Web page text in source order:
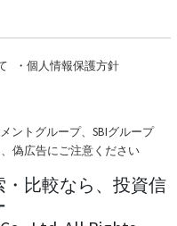
・ 個人情報保護方針
ントグループ、SBIグループ
偽広告にご注意ください
比較なら、投資信